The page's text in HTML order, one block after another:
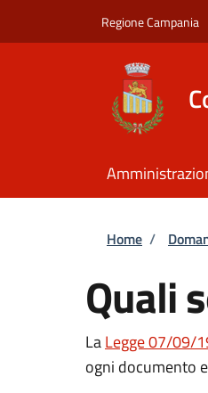
Regione Campania
Home /
Quali
LaLegge 07/09/
ogni documento